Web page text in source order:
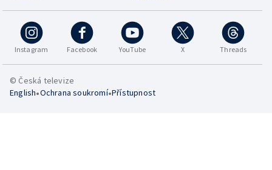
Instagram Facebook YouTube X Threads
© Česká televize
English•Ochrana soukromí•Přístupnost